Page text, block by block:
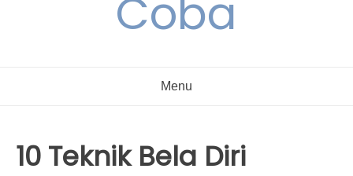
Coba
Menu
10 Teknik Bela Diri